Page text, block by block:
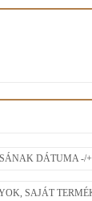
DÁTUMA -/+
SAJÁT